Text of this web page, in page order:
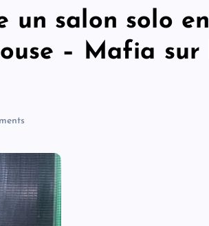
un salon solo
– Mafia sur